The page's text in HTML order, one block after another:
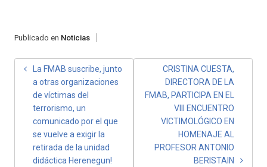
Publicado en Noticias
NAVEGACIÓN
ENTRADAS
La FMAB suscribe, junto
a otras organizaciones
de víctimas del
terrorismo, un
comunicado por el que
se vuelve a exigir la
retirada de la unidad
didáctica Herenegun!
CRISTINA CUESTA,
DIRECTORA DE LA
FMAB, PARTICIPA EN EL
VIII ENCUENTRO
VICTIMOLÓGICO EN
HOMENAJE AL
PROFESOR ANTONIO
BERISTAIN